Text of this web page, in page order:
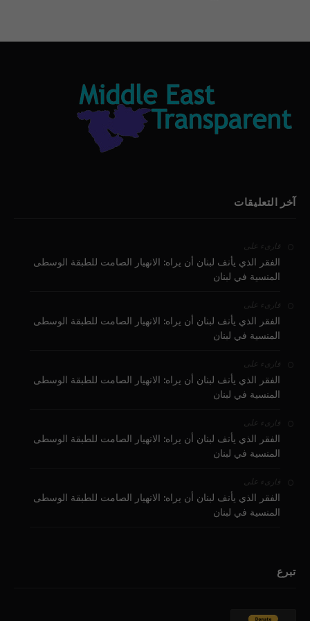
آخر التعليقات
قارىء على
الفقر الذي يأنف لبنان أن يراه: الانهيار الصامت للطبقة الوسطى
المنسية في لبنان
قارىء على
الفقر الذي يأنف لبنان أن يراه: الانهيار الصامت للطبقة الوسطى
المنسية في لبنان
قارىء على
الفقر الذي يأنف لبنان أن يراه: الانهيار الصامت للطبقة الوسطى
المنسية في لبنان
قارىء على
الفقر الذي يأنف لبنان أن يراه: الانهيار الصامت للطبقة الوسطى
المنسية في لبنان
قارىء على
الفقر الذي يأنف لبنان أن يراه: الانهيار الصامت للطبقة الوسطى
المنسية في لبنان
تبرع